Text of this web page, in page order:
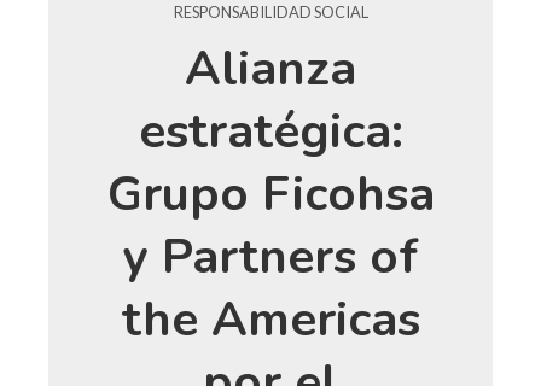
RESPONSABILIDAD SOCIAL
Alianza
estratégica:
Grupo Ficohsa
y Partners of
the Americas